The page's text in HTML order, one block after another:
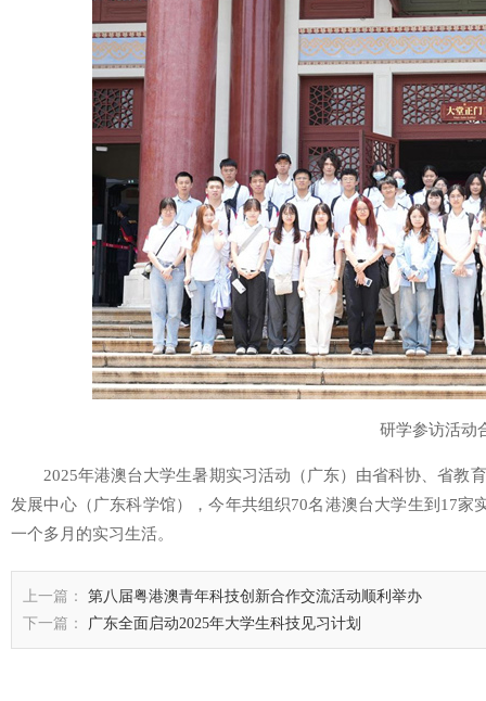
研学参访活动
2025年港澳台大学生暑期实习活动（广东）由省科协、省教
发展中心（广东科学馆），今年共组织70名港澳台大学生到17
一个多月的实习生活。
上一篇：
第八届粤港澳青年科技创新合作交流活动顺利举办
下一篇：
广东全面启动2025年大学生科技见习计划